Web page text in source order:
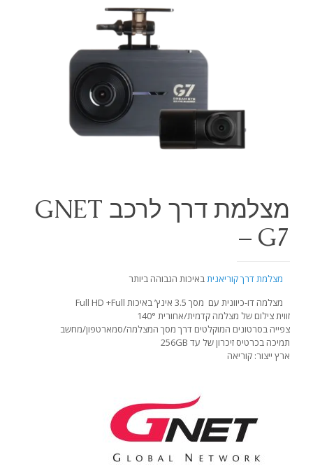
מצלמת דרך לרכב GNET
– G7
מצלמת דרך קוריאניתבאיכות הגבוהה ביותר
מצלמה דו-כיוונית עם מסך 3.5 אינץ’ באיכות Full HD +Full
זווית צילום של מצלמה קדמית/אחורית 140°
צפייה בסרטונים המוקלטים דרך מסך המצלמה/סמארטפון/מחשב
תמיכה בכרטיס זיכרון של עד 256GB
ארץ ייצור: קוריאה